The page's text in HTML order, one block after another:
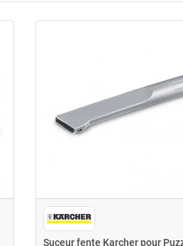
Suceur fente Karcher pour